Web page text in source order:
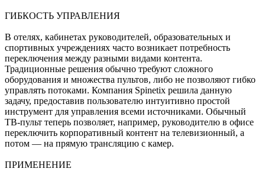
ГИБКОСТЬ УПРАВЛЕНИЯ
В отелях, кабинетах руководителей, образовательных и
спортивных учреждениях часто возникает потребность
переключения между разными видами контента.
Традиционные решения обычно требуют сложного
оборудования и множества пультов, либо не позволяют гибко
управлять потоками. Компания Spinetix решила данную
задачу, предоставив пользователю интуитивно простой
инструмент для управления всеми источниками. Обычный
ТВ‑пульт теперь позволяет, например, руководителю в офисе
переключить корпоративный контент на телевизионный, а
потом — на прямую трансляцию с камер.
ПРИМЕНЕНИЕ